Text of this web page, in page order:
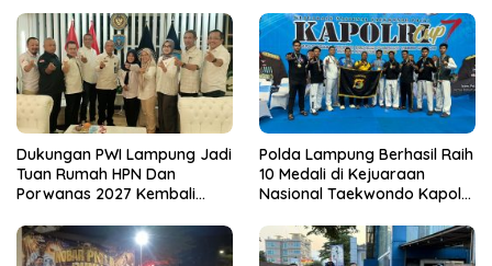
Dukungan PWI Lampung Jadi
Tuan Rumah HPN Dan
Porwanas 2027 Kembali
Pol.Rudi Setiawan
Polda Lampung Berhasil Raih
10 Medali di Kejuaraan
Nasional Taekwondo Kapolri